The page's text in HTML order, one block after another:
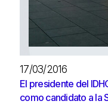
17/03/2016
El presidente del
como candidato a la